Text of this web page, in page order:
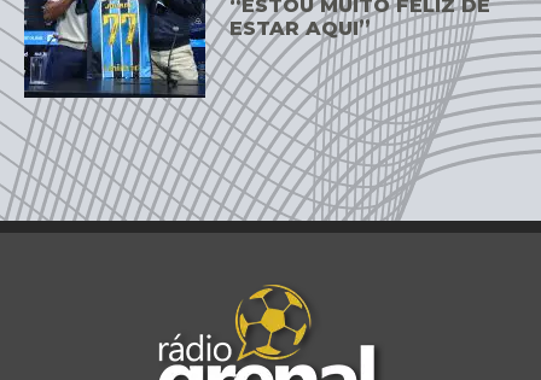
“ESTOU MUITO FELIZ DE
ESTAR AQUI”